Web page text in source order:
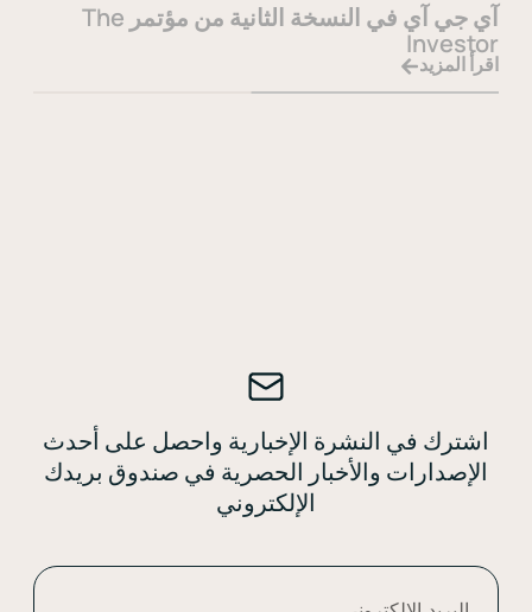
آي جي آي في النسخة الثانية من مؤتمر The
المزيد
في النشرة الإخبارية واحصل على أحدث
والأخبار الحصرية في صندوق بريدك
الإلكتروني